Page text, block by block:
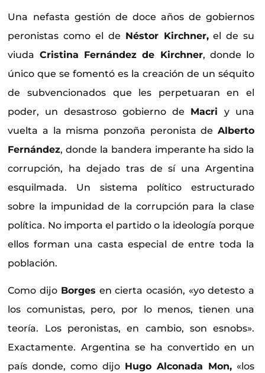
Una nefasta gestión de doce años de gobiernos
peronistas como el de Néstor Kirchner,el de su
viuda Cristina Fernández de Kirchner, donde lo
único que se fomentó es la creación de un séquito
de subvencionados que les perpetuaran en el
poder, un desastroso gobierno de Macriy una
vuelta a la misma ponzoña peronista deAlberto
Fernández, donde la bandera imperante ha sido la
corrupción, ha dejado tras de sí una Argentina
esquilmada. Un sistema político estructurado
sobre la impunidad de la corrupción para la clase
política. No importa el partido o la ideología porque
ellos forman una casta especial de entre toda la
población.
Como dijo Borges en cierta ocasión, «yo detesto a
los comunistas, pero, por lo menos, tienen una
teoría. Los peronistas, en cambio, son esnobs».
Exactamente. Argentina se ha convertido en un
país donde, como dijo Hugo Alconada Mon, «los